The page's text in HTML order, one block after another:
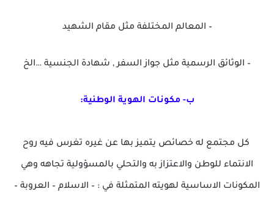
– المعالم المختلفة مثل مقام الشهيد
– الوثائق الرسمية مثل جواز السفر , شهادة الجنسية …الخ
ب- مكونات الهوية الوطنية:
كل مجتمع له خصائص يتميز بها عن غيره تغرس فيه روح
الانتماء للوطن والاعتزاز به والتحلي بالمسؤولية تجاهه وهي
المكونات الاساسية لهويته المتمثلة في : – الاسلام – العروبة –